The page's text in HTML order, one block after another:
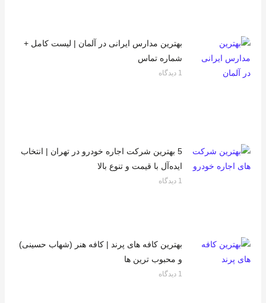
بهترین مدارس ایرانی در آلمان | لیست کامل +
شماره تماس
1 دیدگاه
5 بهترین شرکت اجاره خودرو در تهران | انتخاب
ایده‌آل با قیمت و تنوع بالا
1 دیدگاه
بهترین کافه های پرند | کافه هنر (شهاب حسینی)
و محبوب ترین ها
1 دیدگاه